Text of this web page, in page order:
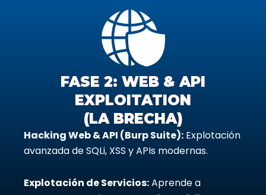
FASE 2: WEB & API
EXPLOITATION
(LA BRECHA)
Hacking Web & API (Burp Suite): Explotación
avanzada de SQLi, XSS y APIs modernas.
Explotación de Servicios:Aprende a